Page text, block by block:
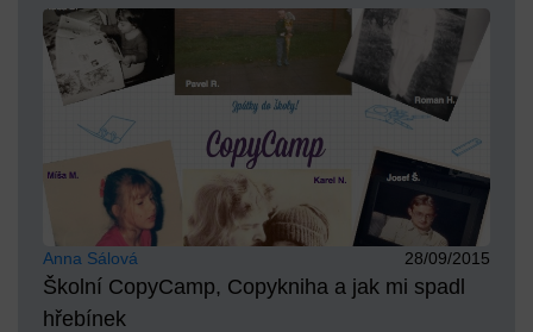
Anna Sálová 28/09/2015
Školní CopyCamp, Copykniha a jak mi spadl
hřebínek